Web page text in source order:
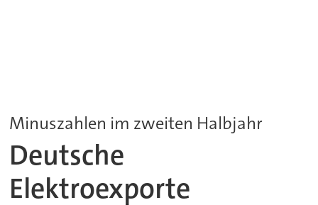
Minuszahlen im zweiten Halbjahr
Deutsche
Elektroexporte